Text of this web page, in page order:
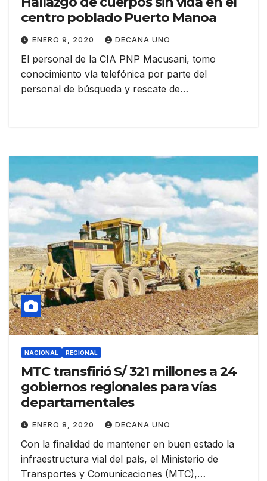
centro poblado Puerto Manoa
ENERO 9, 2020 DECANA UNO
El personal de la CIA PNP Macusani, tomo
conocimiento vía telefónica por parte del
personal de búsqueda y rescate de…
NACIONAL REGIONAL
MTC transfirió S/ 321 millones a 24
gobiernos regionales para vías
departamentales
ENERO 8, 2020 DECANA UNO
Con la finalidad de mantener en buen estado la
infraestructura vial del país, el Ministerio de
Transportes y Comunicaciones (MTC),…